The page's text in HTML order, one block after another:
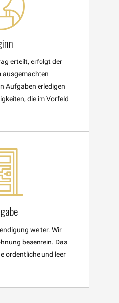
erteilt, erfolgt der
ausgemachten
Aufgaben erledigen
die im Vorfeld
weiter. Wir
besenrein. Das
ordentliche und leer